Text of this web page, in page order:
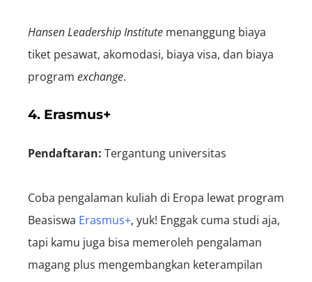
Hansen Leadership Institute menanggung biaya
tiket pesawat, akomodasi, biaya visa, dan biaya
program exchange.
4. Erasmus+
Pendaftaran: Tergantung universitas
Coba pengalaman kuliah di Eropa lewat program
Beasiswa Erasmus+, yuk! Enggak cuma studi aja,
tapi kamu juga bisa memeroleh pengalaman
magang plus mengembangkan keterampilan